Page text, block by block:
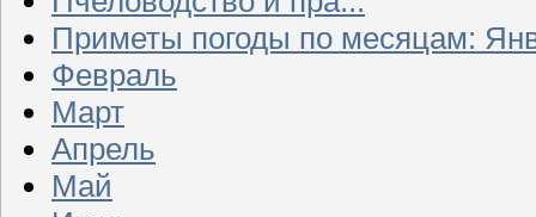
Приметы погоды по месяцам:
Февраль
Март
Апрель
Май